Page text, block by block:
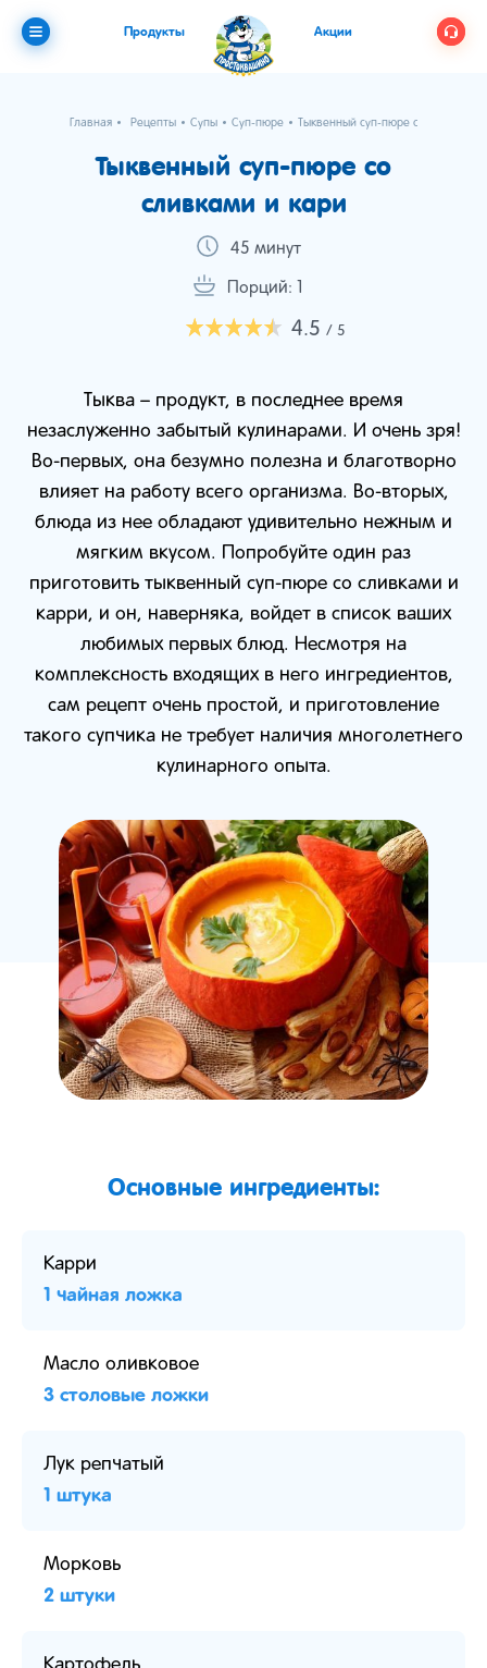
Продукты Акции
Главная Рецепты Супы Суп-пюре Тыквенный суп-пюре со сливками
Тыквенный суп-пюре со
сливками и кари
45 минут
Порций: 1
4.5 / 5
Тыква – продукт, в последнее время
незаслуженно забытый кулинарами. И очень зря!
Во-первых, она безумно полезна и благотворно
влияет на работу всего организма. Во-вторых,
блюда из нее обладают удивительно нежным и
мягким вкусом. Попробуйте один раз
приготовить тыквенный суп-пюре со сливками и
карри, и он, наверняка, войдет в список ваших
любимых первых блюд. Несмотря на
комплексность входящих в него ингредиентов,
сам рецепт очень простой, и приготовление
такого супчика не требует наличия многолетнего
кулинарного опыта.
Основные ингредиенты:
Карри
1 чайная ложка
Масло оливковое
3 столовые ложки
Лук репчатый
1 штука
Морковь
2 штуки